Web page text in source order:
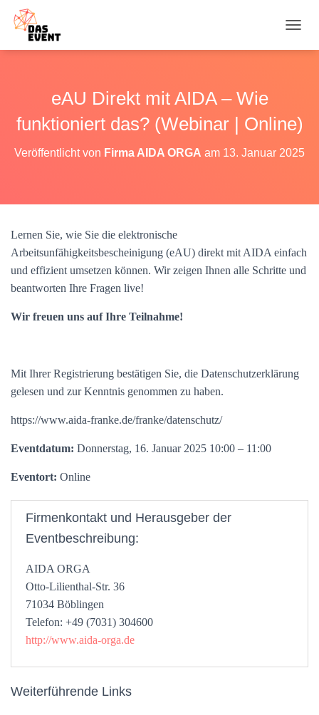
A
T
I
N
L
eAU Direkt mit AIDA – Wie
funktioniert das? (Webinar | Online)
Veröffentlicht von Firma AIDA ORGA am 13. Januar 2025
Lernen Sie, wie Sie die elektronische
Arbeitsunfähigkeitsbescheinigung (eAU) direkt mit AIDA einfach
und effizient umsetzen können. Wir zeigen Ihnen alle Schritte und
beantworten Ihre Fragen live!
Wir freuen uns auf Ihre Teilnahme!
Mit Ihrer Registrierung bestätigen Sie, die Datenschutzerklärung
gelesen und zur Kenntnis genommen zu haben.
https://www.aida-franke.de/franke/datenschutz/
Eventdatum: Donnerstag, 16. Januar 2025 10:00 – 11:00
Eventort: Online
Firmenkontakt und Herausgeber der
Eventbeschreibung:
AIDA ORGA
Otto-Lilienthal-Str. 36
71034 Böblingen
Telefon: +49 (7031) 304600
http://www.aida-orga.de
Weiterführende Links